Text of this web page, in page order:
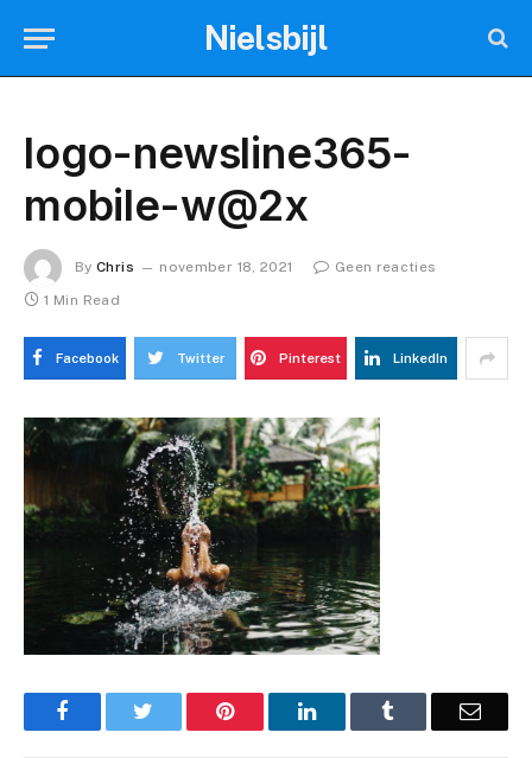
Nielsbijl
logo-newsline365-
mobile-w@2x
By Chris november 18, 2021
Geen reacties
1 Min Read
Facebook Twitter Pinterest LinkedIn
Facebook Pinterest LinkedIn Email